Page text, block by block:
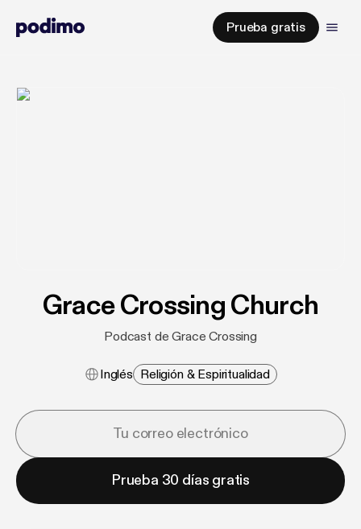
Prueba gratis
Grace Crossing Church
Podcast de Grace Crossing
Inglés Religión & Espiritualidad
Prueba 30 días gratis